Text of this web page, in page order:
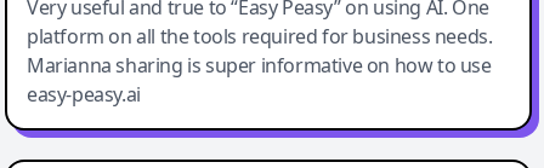
Very useful and true to “Easy Peasy” on using AI. One
platform on all the tools required for business needs.
Marianna sharing is super informative on how to use
easy-peasy.ai